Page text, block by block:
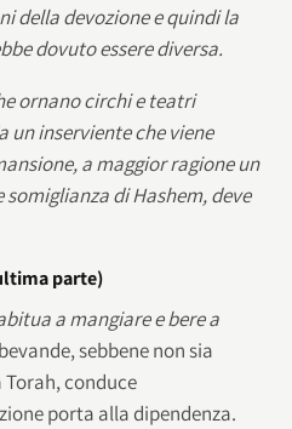
della devozione e quindi la
dovuto essere diversa.
ornano circhi e teatri
un inserviente che viene
a maggior ragione un
di Hashem, deve
parte)
a mangiare e bere a
sebbene non sia
conduce
porta alla dipendenza.